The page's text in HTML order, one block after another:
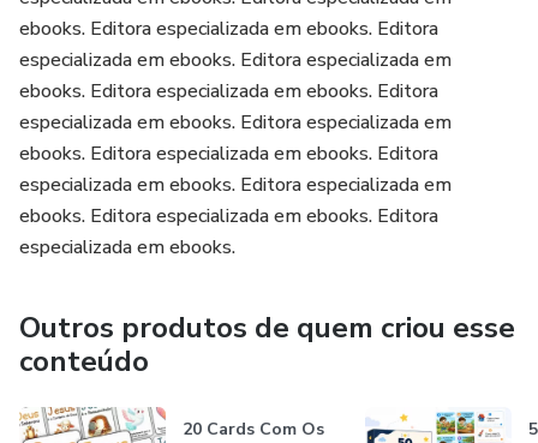
ebooks. Editora especializada em ebooks. Editora
especializada em ebooks. Editora especializada em
ebooks. Editora especializada em ebooks. Editora
especializada em ebooks. Editora especializada em
ebooks. Editora especializada em ebooks. Editora
especializada em ebooks. Editora especializada em
ebooks. Editora especializada em ebooks. Editora
especializada em ebooks.
Outros produtos de quem criou esse
conteúdo
20 Cards Com Os